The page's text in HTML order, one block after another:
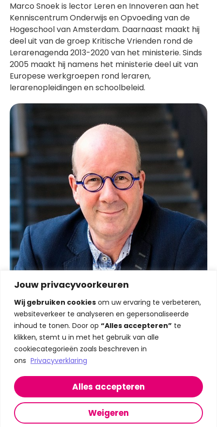
Jouw privacyvoorkeuren
Wij gebruiken cookies om uw ervaring te verbeteren,
websiteverkeer te analyseren en gepersonaliseerde
inhoud te tonen. Door op “Alles accepteren” te
klikken, stemt u in met het gebruik van alle
cookiecategorieën zoals beschreven in
ons Privacyverklaring
Weigeren
Alles accepteren
Marco Snoek is lector Leren en Innoveren aan het
Kenniscentrum Onderwijs en Opvoeding van de
Hogeschool van Amsterdam. Daarnaast maakt hij
deel uit van de groep Kritische Vrienden rond de
Lerarenagenda 2013-2020 van het ministerie. Sinds
2005 maakt hij namens het ministerie deel uit van
Europese werkgroepen rond leraren,
lerarenopleidingen en schoolbeleid.
Congres Ontwikkelkracht:
Samen ontdekken
Datum:woensdag 21 januari 2026
Locatie:Beatrix Theater Utrecht
Terug naar alle sessies
Meer informatie over Ontwikkelkracht